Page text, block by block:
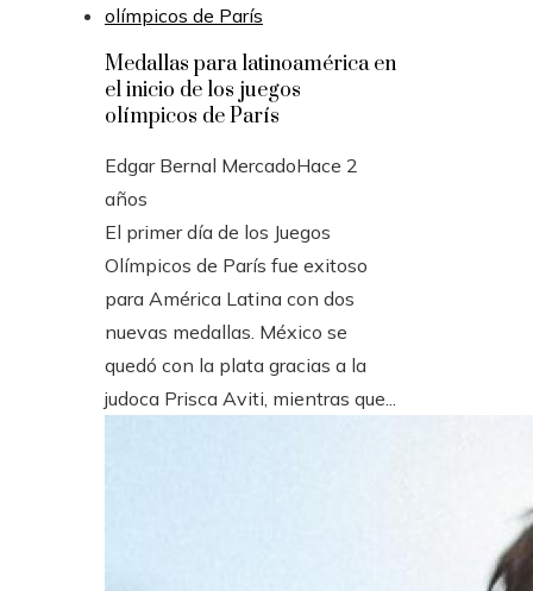
Medallas para latinoamérica en
el inicio de los juegos
olímpicos de París
Edgar Bernal MercadoHace 2
años
El primer día de los Juegos
Olímpicos de París fue exitoso
para América Latina con dos
nuevas medallas. México se
quedó con la plata gracias a la
judoca Prisca Aviti, mientras que...